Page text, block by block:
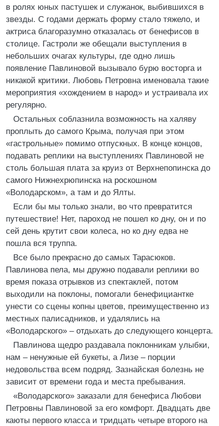
в ролях юных пастушек и служанок, выбившихся в
звезды. С годами держать форму стало тяжело, и
актриса благоразумно отказалась от бенефисов в
столице. Гастроли же обещали выступления в
небольших очагах культуры, где одно лишь
появление Павлиновой вызывало бурю восторга и
никакой критики. Любовь Петровна именовала такие
мероприятия «хождением в народ» и устраивала их
регулярно.
Остальных соблазнила возможность на халяву
проплыть до самого Крыма, получая при этом
«гастрольные» помимо отпускных. В конце концов,
подавать реплики на выступлениях Павлиновой не
столь большая плата за круиз от Верхнепопинска до
самого Нижнехрюпинска на роскошном
«Володарском», а там и до Ялты.
Если бы мы только знали, во что превратится
путешествие! Нет, пароход не пошел ко дну, он и по
сей день крутит свои колеса, но ко дну едва не
пошла вся труппа.
Все было прекрасно до самых Тарасюков.
Павлинова пела, мы дружно подавали реплики во
время показа отрывков из спектаклей, потом
выходили на поклоны, помогали бенефициантке
унести со сцены копны цветов, преимущественно из
местных палисадников, и удалялись на
«Володарского» – отдыхать до следующего концерта.
Павлинова щедро раздавала поклонникам улыбки,
нам – ненужные ей букеты, а Лизе – порции
недовольства всем подряд. Зазнайская болезнь не
зависит от времени года и места пребывания.
«Володарского» заказали для бенефиса Любови
Петровны Павлиновой за его комфорт. Двадцать две
каюты первого класса и тридцать четыре второго на